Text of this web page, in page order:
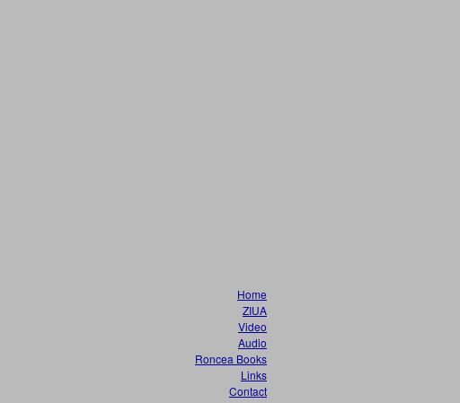
Home
ZIUA
Video
Audio
Roncea Books
Links
Contact